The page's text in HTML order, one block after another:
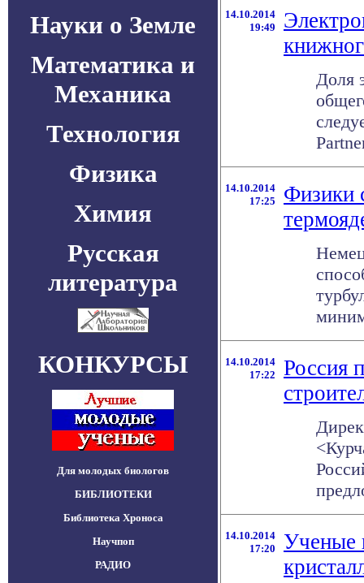
Науки о Земле
Математика и
Механика
Технология
Физика
Химия
Русская
литература
КОНКУРСЫ
Для молодых биологов
БИБЛИОТЕКИ
Библиотека Хроноса
Научпоп
РАДИО
14.10.2014
19:49
Доля
14.10.2014
17:25
Физики
14.10.2014
17:22
Россия
14.10.2014
17:20
Ученые